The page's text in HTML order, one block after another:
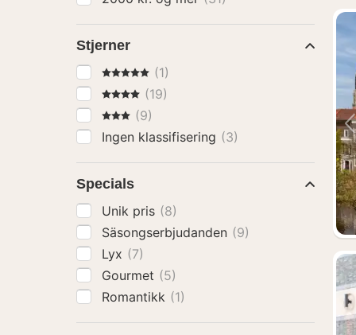
Stjerner
5 Stjerner(1)
4 Stjerner
(19)
3 Stjerner
(9)
Ingen klassifisering (3)
Specials
Unik pris (8)
Säsongserbjudanden (9)
Lyx (7)
Gourmet (5)
Romantikk (1)